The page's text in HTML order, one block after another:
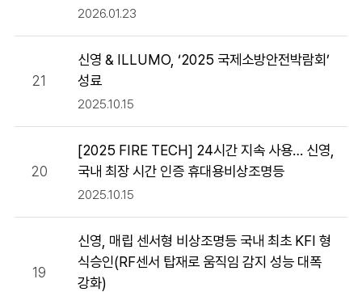
2026.01.23
21
신영 & ILLUMO, ‘2025 국제소방안전박람회’
성료
2025.10.15
20
[2025 FIRE TECH] 24시간 지속 사용… 신영,
국내 최장 시간 인증 휴대용비상조명등
2025.10.15
19
신영, 매립 센서형 비상조명등 국내 최초 KFI 형
식승인(RF센서 탑재로 움직임 감지 성능 대폭
강화)